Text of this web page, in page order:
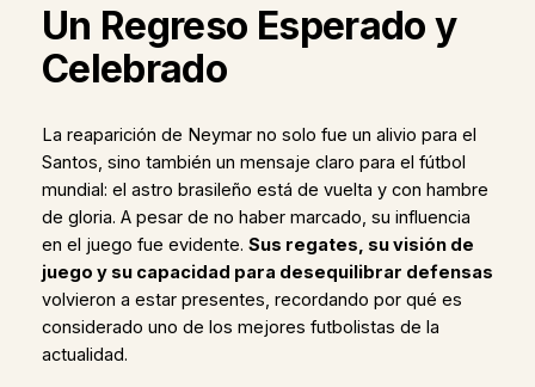
Un Regreso Esperado y
Celebrado
La reaparición de Neymar no solo fue un alivio para el
Santos, sino también un mensaje claro para el fútbol
mundial: el astro brasileño está de vuelta y con hambre
de gloria. A pesar de no haber marcado, su influencia
en el juego fue evidente. Sus regates, su visión de
juego y su capacidad para desequilibrar defensas
volvieron a estar presentes, recordando por qué es
considerado uno de los mejores futbolistas de la
actualidad.